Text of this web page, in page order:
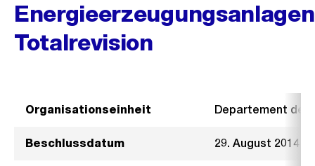
Totalrevision
Organisationseinheit Departement der
Beschlussdatum 29. August 2014